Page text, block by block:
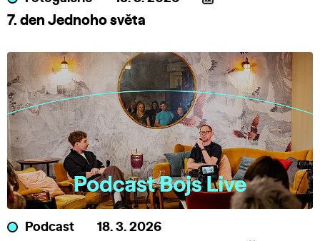
7. den Jednoho světa
Podcast 18. 3. 2026